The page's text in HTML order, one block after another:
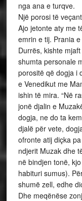
nga ana e turqve.
Një porosi të
Ajo jetonte aty me
emrin e tij. Prania
Durrës, kishte
shumta personale
porositë që dogja i
e Venedikut me
ishin të mira. “Në
jonë djalin e
dogja, ne do ta
djalë për vete,
ofronte atij diçka
ndjerit Muzak dhe
në bindjen tonë,
habituri sumus).
shumë zell, edhe
Dhe meqënëse